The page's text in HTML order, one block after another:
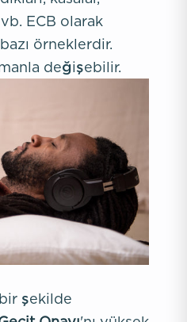
ECB olarak
örneklerdir.
değişebilir.
şekilde